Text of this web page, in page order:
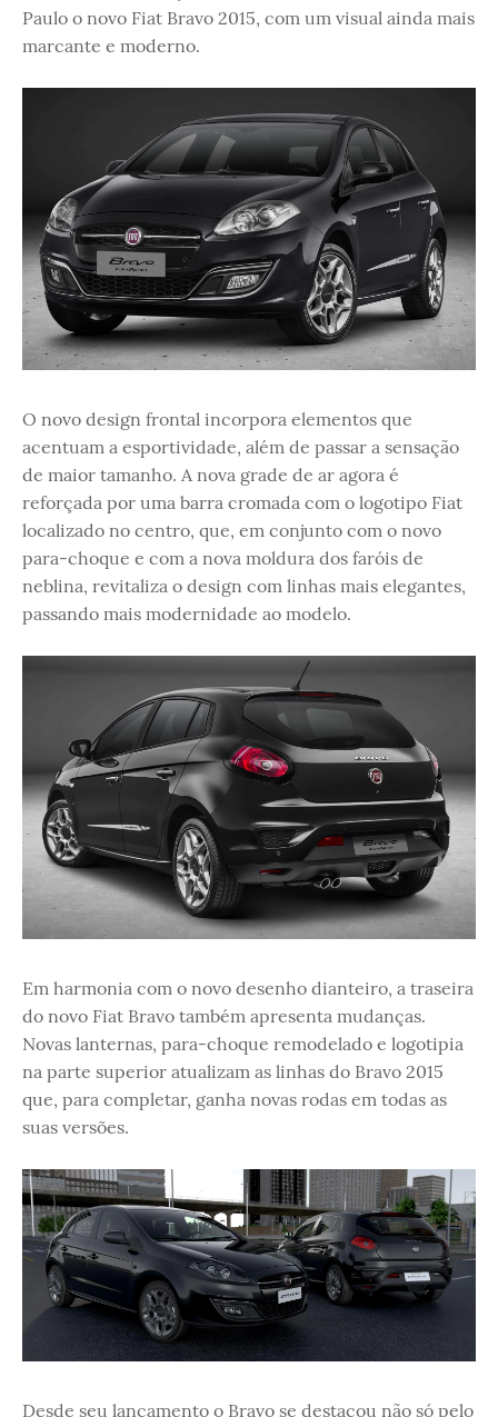
Paulo o novo Fiat Bravo 2015, com um visual ainda mais
marcante e moderno.
O novo design frontal incorpora elementos que
acentuam a esportividade, além de passar a sensação
de maior tamanho. A nova grade de ar agora é
reforçada por uma barra cromada com o logotipo Fiat
localizado no centro, que, em conjunto com o novo
para-choque e com a nova moldura dos faróis de
neblina, revitaliza o design com linhas mais elegantes,
passando mais modernidade ao modelo.
Em harmonia com o novo desenho dianteiro, a traseira
do novo Fiat Bravo também apresenta mudanças.
Novas lanternas, para-choque remodelado e logotipia
na parte superior atualizam as linhas do Bravo 2015
que, para completar, ganha novas rodas em todas as
suas versões.
Desde seu lançamento o Bravo se destacou não só pelo